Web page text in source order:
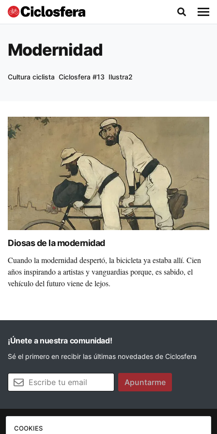
Modernidad
Cultura ciclista Ciclosfera #13 Ilustra2
Diosas de la modernidad
Cuando la modernidad despertó, la bicicleta ya estaba allí. Cien
años inspirando a artistas y vanguardias porque, es sabido, el
vehículo del futuro viene de lejos.
¡Únete a nuestra comunidad!
Sé el primero en recibir las últimas novedades de Ciclosfera
Tu email Apuntarme
La revista
COOKIES